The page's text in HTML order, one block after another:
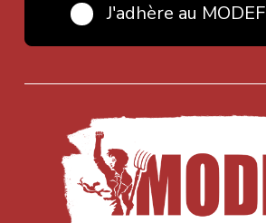
J'adhère au MODEF